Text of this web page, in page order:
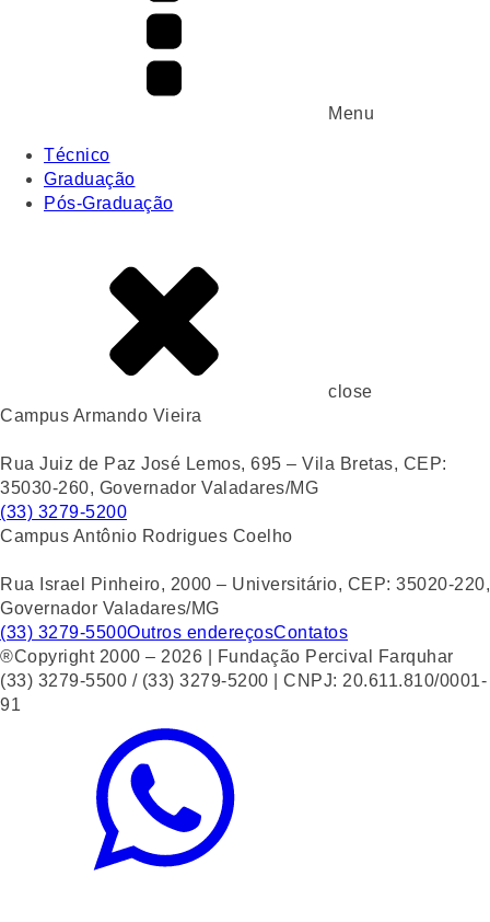
Menu
Técnico
Graduação
Pós-Graduação
close
Campus Armando Vieira
Rua Juiz de Paz José Lemos, 695 – Vila Bretas, CEP:
35030-260, Governador Valadares/MG
(33) 3279-5200
Campus Antônio Rodrigues Coelho
Rua Israel Pinheiro, 2000 – Universitário, CEP: 35020-220,
Governador Valadares/MG
(33) 3279-5500Outros endereçosContatos
®Copyright 2000 – 2026 | Fundação Percival Farquhar
(33) 3279-5500 / (33) 3279-5200 | CNPJ: 20.611.810/0001-
91